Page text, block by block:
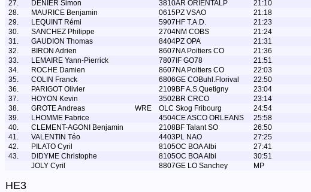
27.
DENIER Simon 3810AR ORIENTALP
21:10
28.
MAURICE Benjamin 0615PZ VSAO
21:18
29.
LEQUINT Rémi 5907HF T.A.D.
21:23
30.
SANCHEZ Philippe 2704NM COBS
21:24
31.
GAUDION Thomas 8404PZ OPA
21:31
32.
BIRON Adrien 8607NA Poitiers CO
21:36
33.
LEMAIRE Yann-Pierrick 7807IF GO78
21:51
34.
ROCHE Damien 8607NA Poitiers CO
22:03
35.
COLIN Franck 6806GE COBuhl.Florival
22:50
36.
PARIGOT Olivier 2109BF A.S.Quetigny
23:04
37.
HOYON Kevin 3502BR CRCO
23:14
38.
GROTE Andreas WRE OLC Skog Fribourg
24:54
39.
LHOMME Fabrice 4504CE ASCO ORLEANS
25:58
40.
CLEMENT-AGONI Benjamin 2108BF Talant SO
26:50
41.
VALENTIN Téo 4403PL NAO
27:25
42.
PILATO Cyril 8105OC BOA Albi
27:41
43.
DIDYME Christophe 8105OC BOA Albi
30:51
JOLY Cyril
8807GE LO Sanchey MP
HE3